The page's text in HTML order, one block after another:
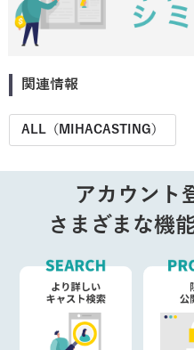
関連情報
ALL（MIHACASTING）
アカウント
さまざまな機